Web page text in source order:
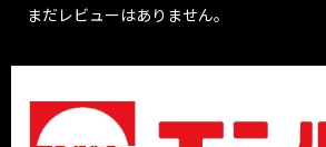
まだレビューはありません。